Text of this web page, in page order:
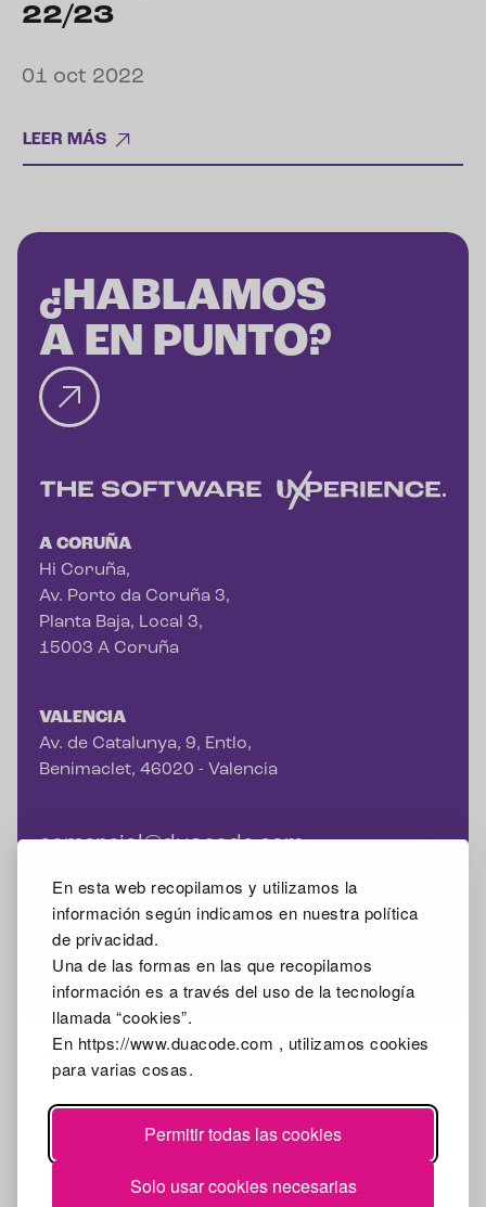
En esta web recopilamos y utilizamos la
información según indicamos en nuestra política
de privacidad.
Una de las formas en las que recopilamos
información es a través del uso de la tecnología
llamada “cookies”.
En https://www.duacode.com , utilizamos cookies
para varias cosas.
Permitir todas las cookies
Solo usar cookies necesarias
22/23
01 oct 2022
LEER MÁS
¿HABLAMOS
A EN PUNTO?
A CORUÑA
Hi Coruña,
Av. Porto da Coruña 3,
Planta Baja, Local 3,
15003 A Coruña
VALENCIA
Av. de Catalunya, 9, Entlo,
Benimaclet, 46020 - Valencia
comercial@duacode.com
+34 981 065 089
Facebook Instagram Linkedin Google Mybusiness
2026
Aviso legal
Política de Privacidad